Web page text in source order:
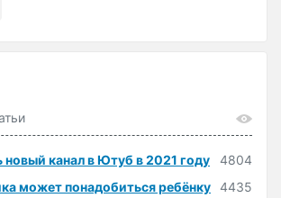
новый канал в Ютуб в 2021 году
4804
может понадобиться ребёнку 4435